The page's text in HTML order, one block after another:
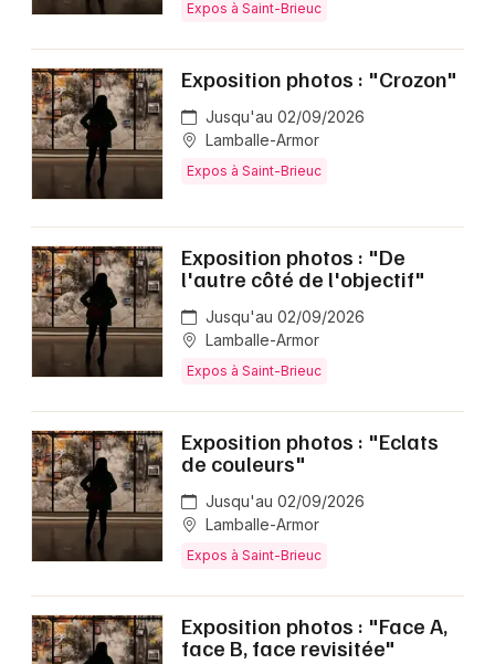
Expos à Saint-Brieuc
Exposition photos : "Crozon"
Jusqu'au 02/09/2026
Lamballe-Armor
Expos à Saint-Brieuc
Exposition photos : "De
l'autre côté de l'objectif"
Jusqu'au 02/09/2026
Lamballe-Armor
Expos à Saint-Brieuc
Exposition photos : "Eclats
de couleurs"
Jusqu'au 02/09/2026
Lamballe-Armor
Expos à Saint-Brieuc
Exposition photos : "Face A,
face B, face revisitée"